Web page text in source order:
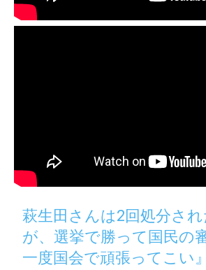
萩生田さんは2回処分さ
が、選挙で勝って国民の
一度国会で頑張ってこい